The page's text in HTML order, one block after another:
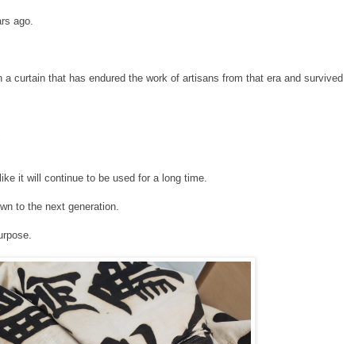
ago.
a curtain that has endured the work of artisans from that era and survived
it will continue to be used for a long time.
to the next generation.